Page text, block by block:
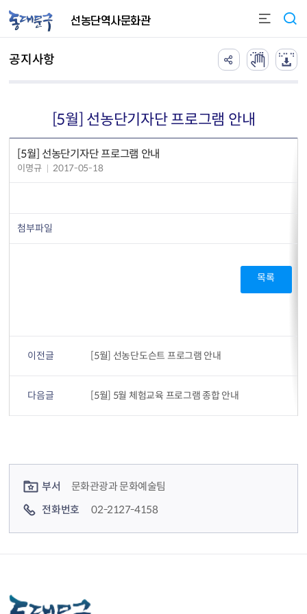
선농단역사문화관
공지사항
[5월] 선농단기자단 프로그램 안내
[5월] 선농단기자단 프로그램 안내
이명규 2017-05-18
첨부파일
목록
이전글 [5월] 선농단도슨트 프로그램 안내
다음글 [5월] 5월 체험교육 프로그램 종합 안내
부서
문화관광과 문화예술팀
전화번호
02-2127-4158